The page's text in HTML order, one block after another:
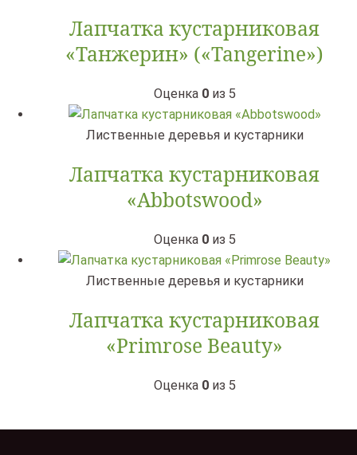
Лапчатка кустарниковая
«Танжерин» («Tangerine»)
Оценка 0из 5
Лиственные деревья и кустарники
Лапчатка кустарниковая
«Abbotswood»
Оценка 0из 5
Лиственные деревья и кустарники
Лапчатка кустарниковая
«Primrose Beauty»
Оценка 0из 5